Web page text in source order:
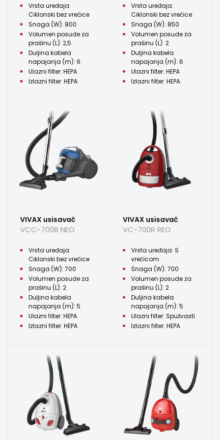
Vrsta uređaja:
Ciklonski bez vrećice
Snaga (W): 800
Volumen posude za
prašinu (L): 2,5
Duljina kabela
napajanja (m): 6
Ulazni filter: HEPA
Izlazni filter: HEPA
Vrsta uređaja:
Ciklonski bez vrećice
Snaga (W): 850
Volumen posude za
prašinu (L): 2
Duljina kabela
napajanja (m): 6
Ulazni filter: HEPA
Izlazni filter: HEPA
VIVAX usisavač
VCC-700B NEO
Vrsta uređaja:
Ciklonski bez vrećice
Snaga (W): 700
Volumen posude za
prašinu (L): 2
Duljina kabela
napajanja (m): 5
Ulazni filter: HEPA
Izlazni filter: HEPA
VIVAX usisavač
VC-700R REO
Vrsta uređaja: S
vrećicom
Snaga (W): 700
Volumen posude za
prašinu (L): 2
Duljina kabela
napajanja (m): 5
Ulazni filter: Spužvasti
Izlazni filter: HEPA